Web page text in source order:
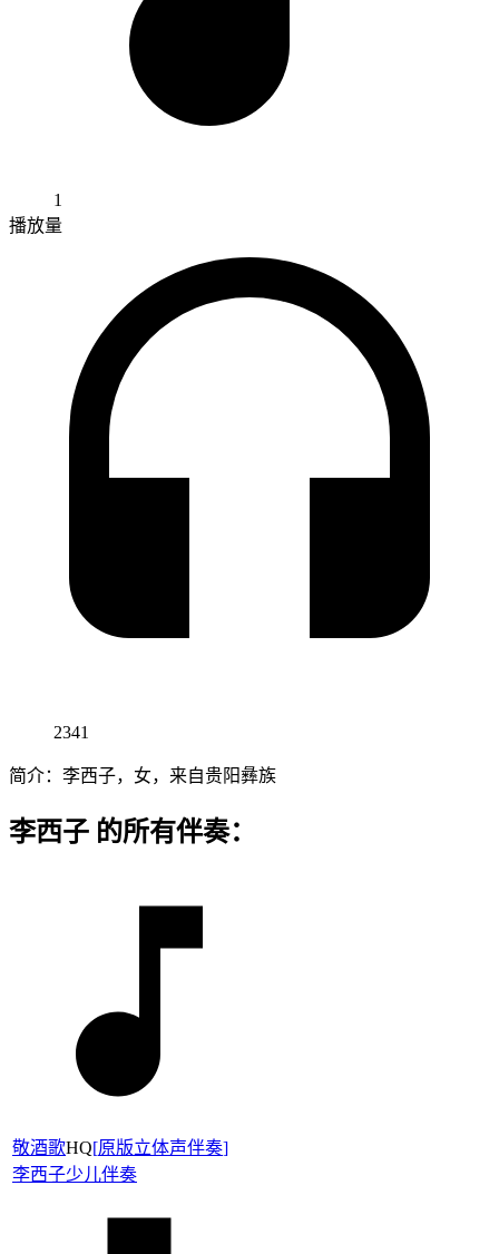
1
播放量
2341
简介：李西子，女，来自贵阳彝族
李西子 的所有伴奏：
敬酒歌HQ[原版立体声伴奏]
李西子少儿伴奏